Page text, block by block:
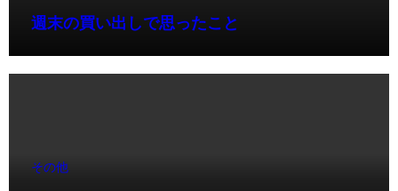
週末の買い出しで思ったこと
その他